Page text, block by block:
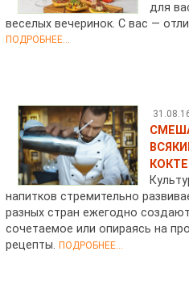
для
веселых вечеринок. С вас —
ПОДРОБНЕЕ...
напитков стремительно
разных стран ежегодно
сочетаемое или опираясь на
рецепты.ПОДРОБНЕЕ...